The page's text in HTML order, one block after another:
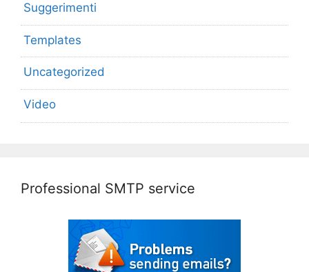
Suggerimenti
Templates
Uncategorized
Video
Professional SMTP service